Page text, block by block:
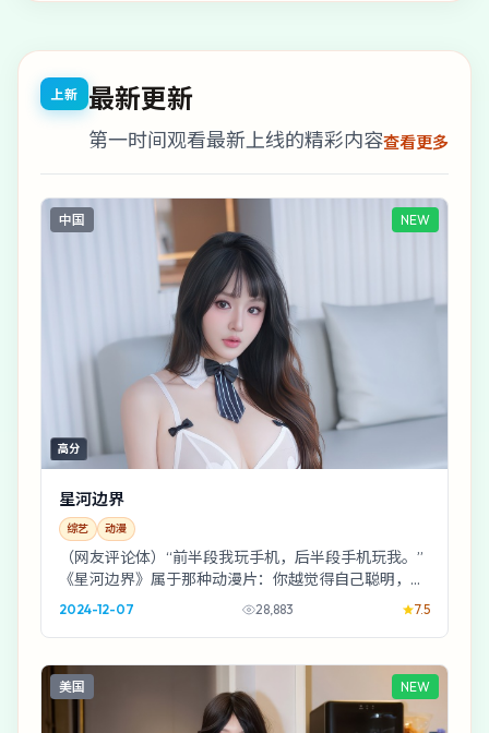
上新 最新更新
第一时间观看最新上线的精彩内容查看更多
中国 NEW
高分
星河边界
综艺 动漫
（网友评论体）“前半段我玩手机，后半段手机玩我。”
《星河边界》属于那种动漫片：你越觉得自己聪明，它
越喜欢给你一记闷棍。
2024-12-07 28,883 7.5
美国 NEW